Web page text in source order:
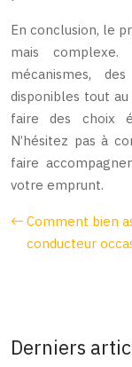
En conclusion, le
mais
mécanismes,
disponibles tout
faire des choix
N’hésitez pas à
faire
votre emprunt.
Comment bien
conducteur
Derniers